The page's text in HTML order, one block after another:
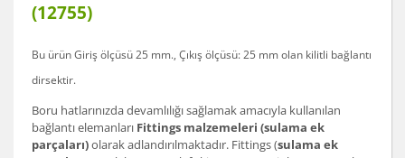
(12755)
Bu ürün Giriş ölçüsü 25 mm., Çıkış ölçüsü: 25 mm olan kilitli bağlantı
dirsektir.
Boru hatlarınızda devamlılığı sağlamak amacıyla kullanılan
bağlantı elemanları Fittings malzemeleri (sulama ek
parçaları)olarak adlandırılmaktadır. Fittings (sulama ek